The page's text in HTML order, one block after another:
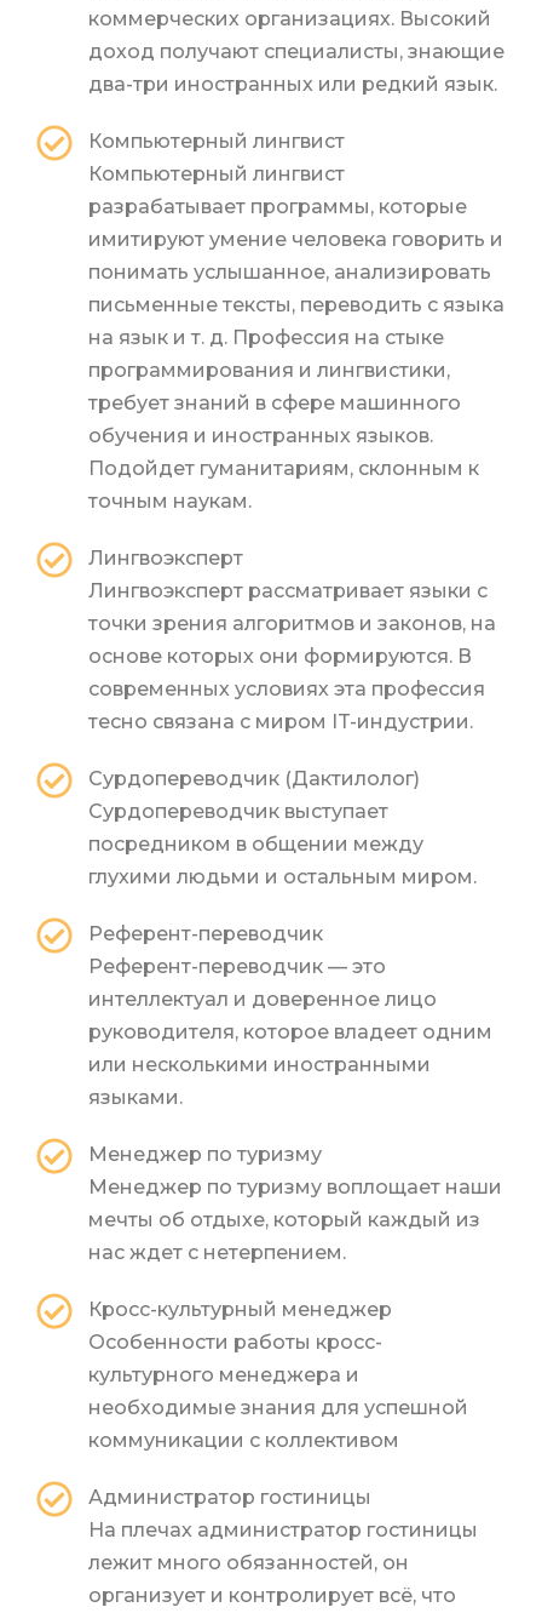
коммерческих организациях. Высокий
доход получают специалисты, знающие
два-три иностранных или редкий язык.
Компьютерный лингвист
Компьютерный лингвист
разрабатывает программы, которые
имитируют умение человека говорить и
понимать услышанное, анализировать
письменные тексты, переводить с языка
на язык и т. д. Профессия на стыке
программирования и лингвистики,
требует знаний в сфере машинного
обучения и иностранных языков.
Подойдет гуманитариям, склонным к
точным наукам.
Лингвоэксперт
Лингвоэксперт рассматривает языки с
точки зрения алгоритмов и законов, на
основе которых они формируются. В
современных условиях эта профессия
тесно связана с миром IT-индустрии.
Сурдопереводчик (Дактилолог)
Сурдопереводчик выступает
посредником в общении между
глухими людьми и остальным миром.
Референт-переводчик
Референт-переводчик — это
интеллектуал и доверенное лицо
руководителя, которое владеет одним
или несколькими иностранными
языками.
Менеджер по туризму
Менеджер по туризму воплощает наши
мечты об отдыхе, который каждый из
нас ждет с нетерпением.
Кросс-культурный менеджер
Особенности работы кросс-
культурного менеджера и
необходимые знания для успешной
коммуникации с коллективом
Администратор гостиницы
На плечах администратор гостиницы
лежит много обязанностей, он
организует и контролирует всё, что